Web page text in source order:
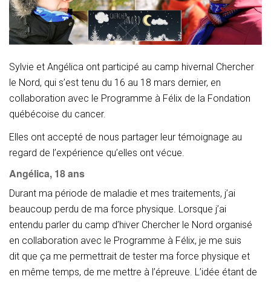
Sylvie et Angélica ont participé au camp hivernal Chercher
le Nord, qui s’est tenu du 16 au 18 mars dernier, en
collaboration avec le Programme à Félix de la Fondation
québécoise du cancer.
Elles ont accepté de nous partager leur témoignage au
regard de l’expérience qu’elles ont vécue.
Angélica, 18 ans
Durant ma période de maladie et mes traitements, j’ai
beaucoup perdu de ma force physique. Lorsque j’ai
entendu parler du camp d’hiver Chercher le Nord organisé
en collaboration avec le Programme à Félix, je me suis
dit que ça me permettrait de tester ma force physique et
en même temps, de me mettre à l’épreuve. L’idée étant de